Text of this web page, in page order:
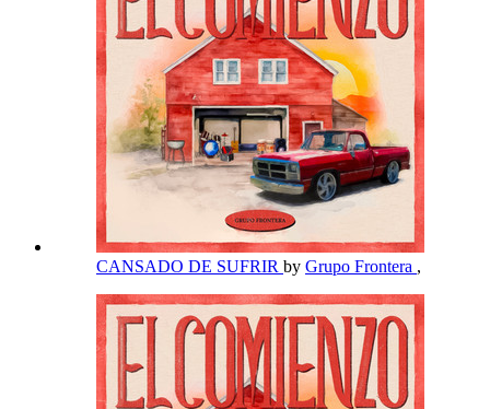
CANSADO DE SUFRIR by Grupo Frontera ,